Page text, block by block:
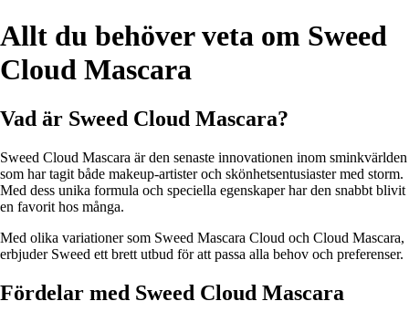
Allt du behöver veta om Sweed
Cloud Mascara
Vad är Sweed Cloud Mascara?
Sweed Cloud Mascara är den senaste innovationen inom sminkvärlden
som har tagit både makeup-artister och skönhetsentusiaster med storm.
Med dess unika formula och speciella egenskaper har den snabbt blivit
en favorit hos många.
Med olika variationer som Sweed Mascara Cloud och Cloud Mascara,
erbjuder Sweed ett brett utbud för att passa alla behov och preferenser.
Fördelar med Sweed Cloud Mascara